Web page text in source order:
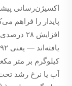
اکسیژن‌رسانی
پایدار را فراهم
افزایش
کیلوگرم بر متر